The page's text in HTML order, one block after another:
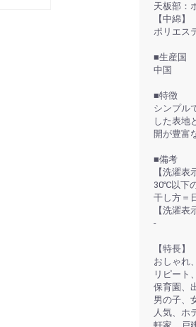
天板部：
【中綿】
ポリエス
■生産国
中国
■特徴
シンプル
した表地
開が豊富
■備考
【洗濯表
30℃以下
干し方＝
【洗濯表
-
【特長】
おしゃれ
リピート
保育園、
男の子、
人気、ホ